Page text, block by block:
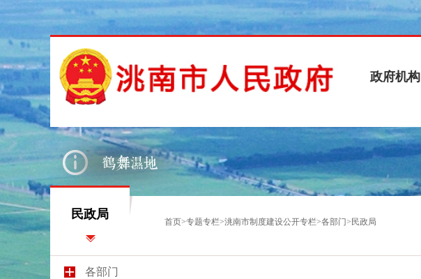
政府机构
民政局
首页>专题专栏>洮南市制度建设公开专栏>各部门> 民政局
各部门